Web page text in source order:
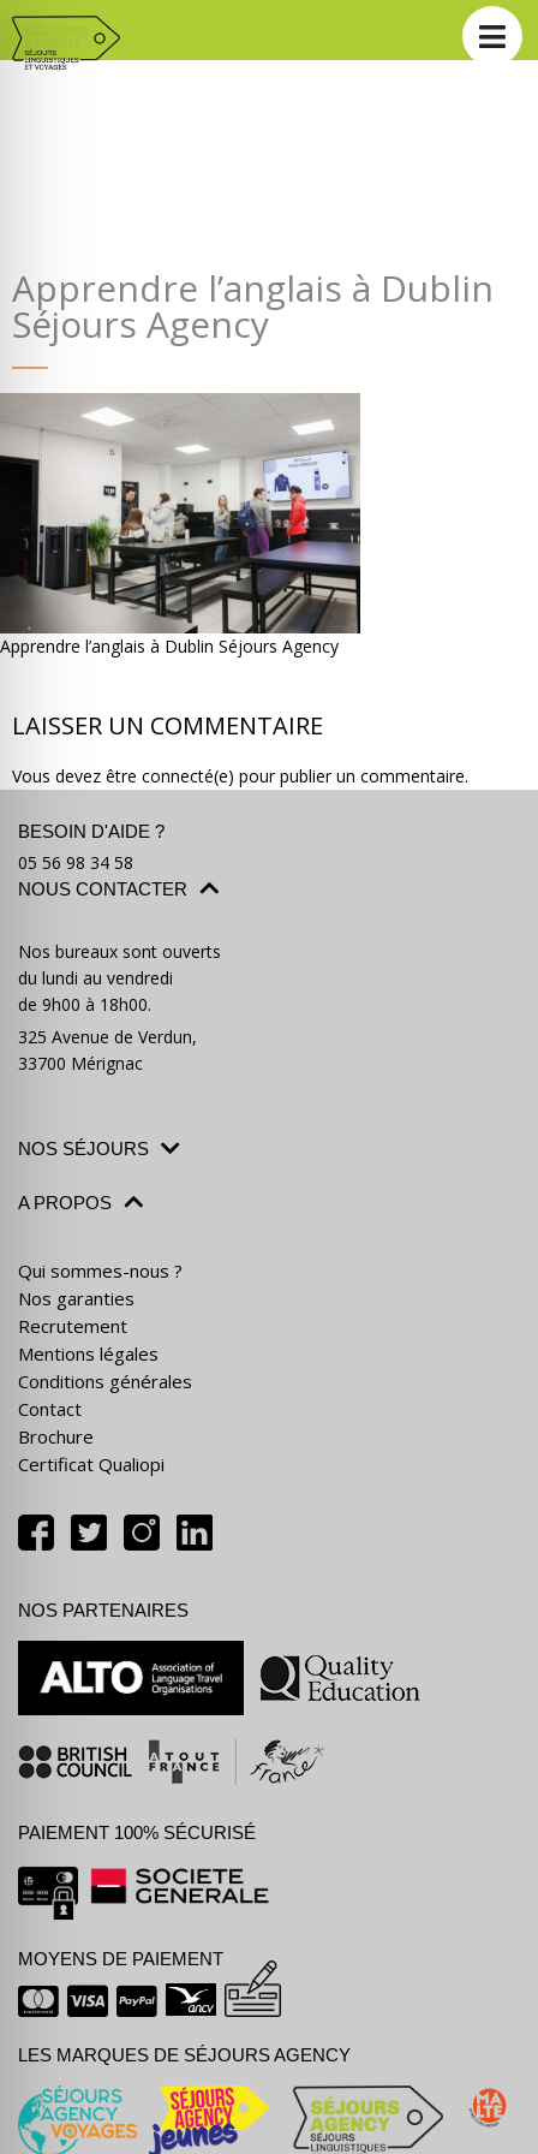
Apprendre l’anglais à Dublin
Séjours Agency
Apprendre l’anglais à Dublin Séjours Agency
LAISSER UN COMMENTAIRE
Vous devez être connecté(e) pour publier un commentaire.
BESOIN D'AIDE ?
05 56 98 34 58
NOUS CONTACTER
Nos bureaux sont ouverts
du lundi au vendredi
de 9h00 à 18h00.
325 Avenue de Verdun,
33700 Mérignac
NOS SÉJOURS
A PROPOS
Qui sommes-nous ?
Nos garanties
Recrutement
Mentions légales
Conditions générales
Contact
Brochure
Certificat Qualiopi
NOS PARTENAIRES
PAIEMENT 100% SÉCURISÉ
MOYENS DE PAIEMENT
LES MARQUES DE SÉJOURS AGENCY